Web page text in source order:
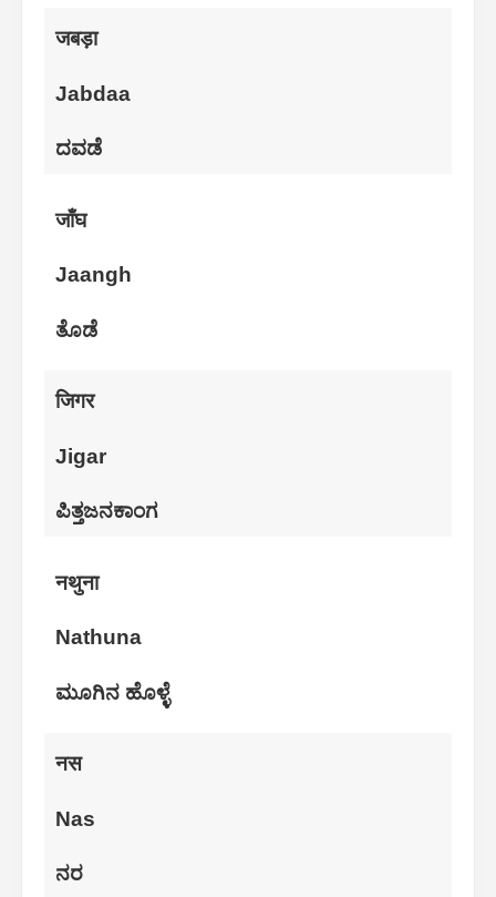
जबड़ा
Jabdaa
ದವಡೆ
जाँघ
Jaangh
ತೊಡೆ
जिगर
Jigar
ಪಿತ್ತಜನಕಾಂಗ
नथुना
Nathuna
ಮೂಗಿನ ಹೊಳ್ಳೆ
नस
Nas
ನರ